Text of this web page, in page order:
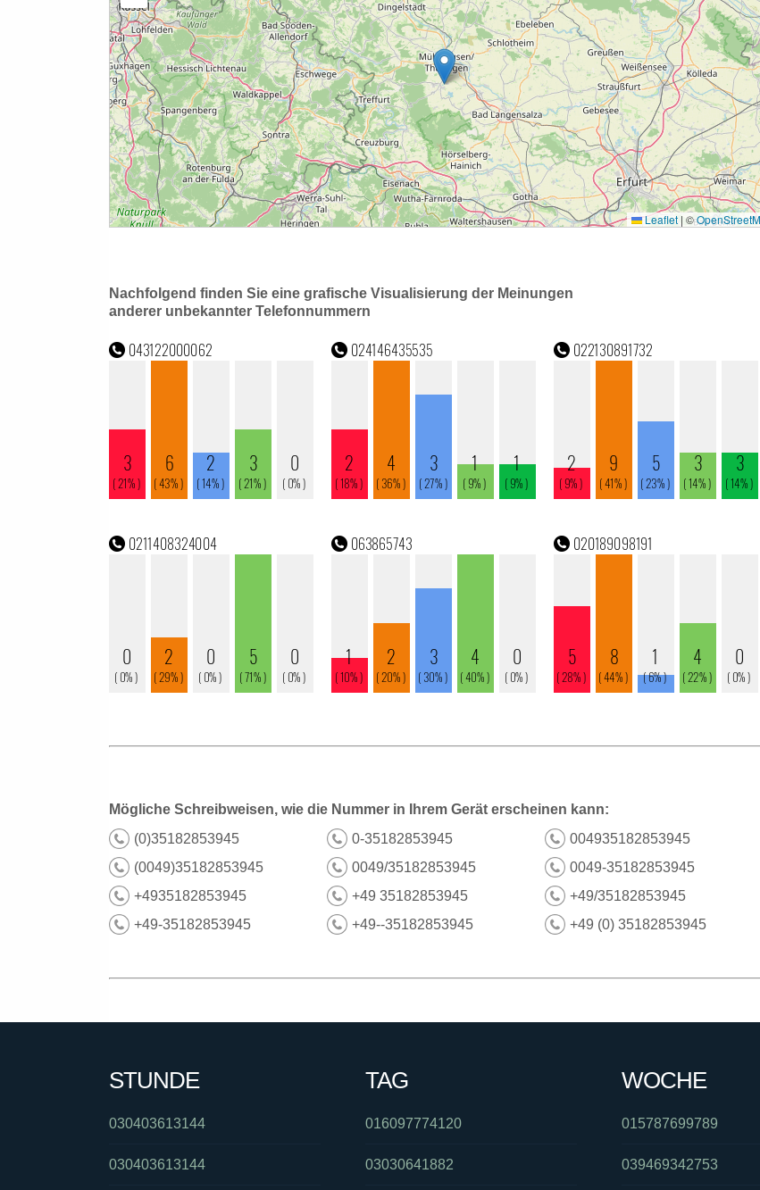
Nachfolgend finden Sie eine grafische Visualisierung der Meinungen
anderer unbekannter Telefonnummern
Mögliche Schreibweisen, wie die Nummer in Ihrem Gerät erscheinen kann:
(0)35182853945
0-35182853945
004935182853945
(0049)35182853945
0049/35182853945
0049-35182853945
+4935182853945
+49 35182853945
+49/35182853945
+49-35182853945
+49--35182853945 +49 (0) 35182853945
STUNDE
030403613144
030403613144
TAG
016097774120
03030641882
WOCHE
015787699789
039469342753